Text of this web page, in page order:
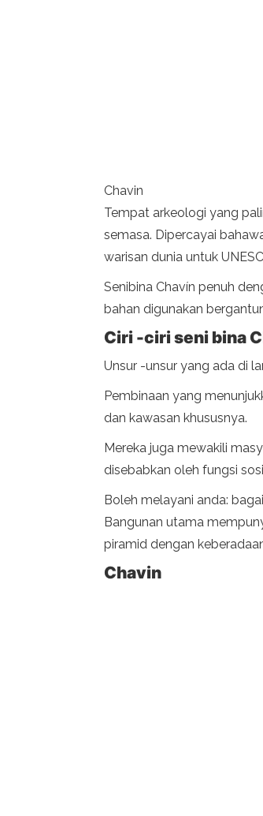
Chavin
Tempat arkeologi yang
semasa. Dipercayai
warisan dunia untuk
Senibina Chavín penuh
bahan digunakan
Ciri -ciri seni bina
Unsur -unsur yang ada di
Pembinaan yang
dan kawasan khususnya.
Mereka juga mewakili
disebabkan oleh fungsi
Boleh melayani anda:
Bangunan utama
piramid dengan
Chavin